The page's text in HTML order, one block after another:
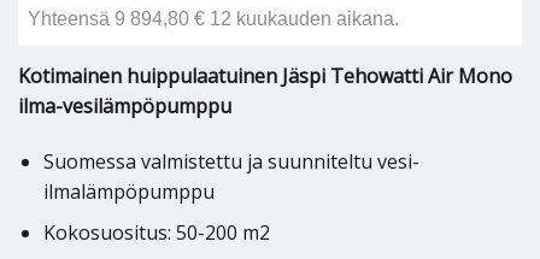
Yhteensä 9 894,80 € 12 kuukauden aikana.
Kotimainen huippulaatuinen Jäspi Tehowatti Air Mono
ilma-vesilämpöpumppu
Suomessa valmistettu ja suunniteltu vesi-
ilmalämpöpumppu
Kokosuositus: 50-200 m2